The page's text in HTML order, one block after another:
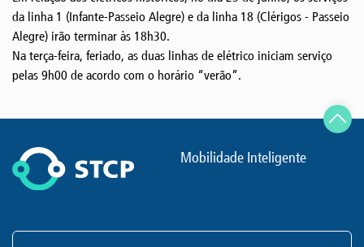
da linha 1 (Infante-Passeio Alegre) e da linha 18 (Clérigos - Passeio
Alegre) irão terminar às 18h30.
Na terça-feira, feriado, as duas linhas de elétrico iniciam serviço
pelas 9h00 de acordo com o horário “verão”.
Mobilidade Inteligente